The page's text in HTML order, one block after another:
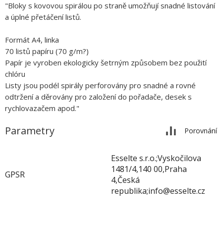
"Bloky s kovovou spirálou po straně umožňují snadné listování
a úplné přetáčení listů.
Formát A4, linka
70 listů papíru (70 g/m?)
Papír je vyroben ekologicky šetrným způsobem bez použití
chlóru
Listy jsou podél spirály perforovány pro snadné a rovné
odtržení a děrovány pro založení do pořadače, desek s
rychlovazačem apod."
Parametry Porovnání
GPSR
Esselte s.r.o.;Vyskočilova
1481/4,140 00,Praha
4,Česká
republika;info@esselte.cz